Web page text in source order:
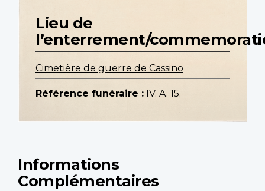
Lieu de
l’enterrement/
Cimetière de guerre de Cassino
Référence funéraire : IV. A. 15.
Informations
Complémentaires